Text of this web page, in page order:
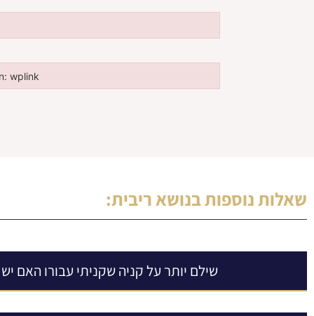
שאלות נוספות בנושאריבית:
שילם יותר על קניה שקניתי עבורו האם
wplink
wplink